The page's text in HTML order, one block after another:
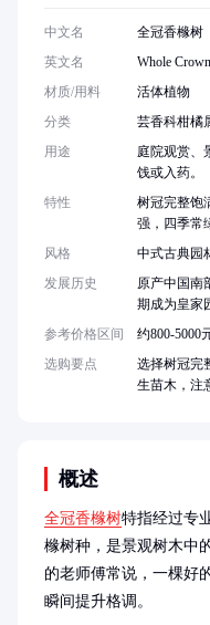
概述
全冠香橼树特指经过专
橼树种，是景观树木中
的老师傅常说，一棵好
瞬间提升格调。
中文名
全冠香橼树
英文名
Whole
材质/用料
活体植物
分类
芸香科柑橘
用途
庭院观赏、
饯或入药。
特性
树冠完整饱
强，四季常
风格
中式古典园
发展历史
原产中国南
期成为皇家
参考价格区间
约800-5000
选购要点
选择树冠完
生苗木，注